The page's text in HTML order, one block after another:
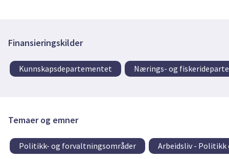
Finansieringskilder
Kunnskapsdepartementet Nærings- og
Temaer og emner
Politikk- og forvaltningsområder Arbeidsliv -